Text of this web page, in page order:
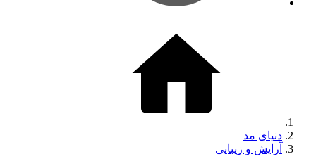
دنیای مد
آرایش و زیبایی